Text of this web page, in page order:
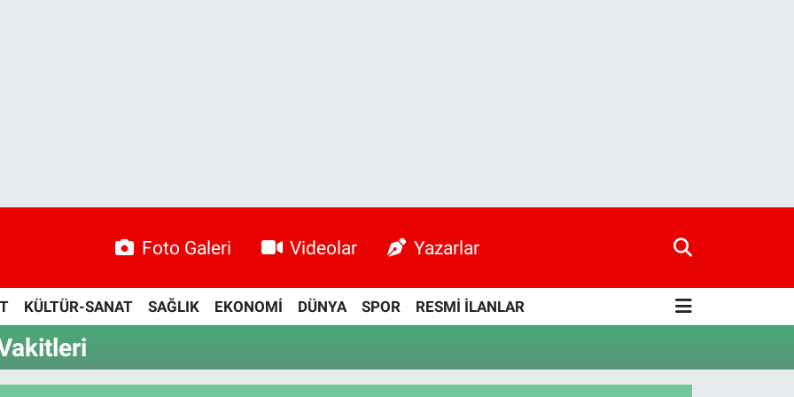
Foto Galeri Videolar Yazarlar
KÜLTÜR-SANAT SAĞLIK EKONOMİ DÜNYA SPOR RESMİ İLANLAR